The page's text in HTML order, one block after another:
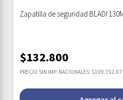
Zapatilla de seguridad BLADI
$132.800
PRECIO SIN IMP. NACIONALES: $109.752,07